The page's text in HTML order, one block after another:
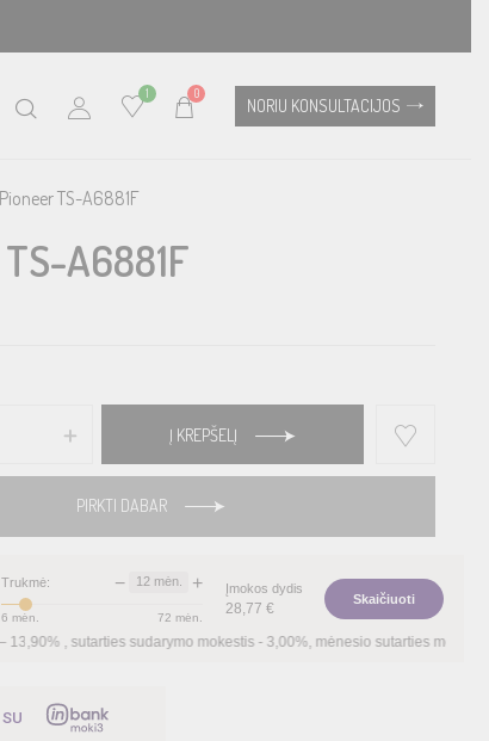
1 0
NORIU KONSULTACIJOS
Pioneer TS-A6881F
A6881F
Į KREPŠELĮ
PIRKTI DABAR
Trukmė: − 12mėn. +
6 mėn. 72 mėn.
Įmokos dydis
28,77 €
Skaičiuoti
mokestis -3,00%, mėnesio sutarties mokestis –0,35%, BVKKMN –